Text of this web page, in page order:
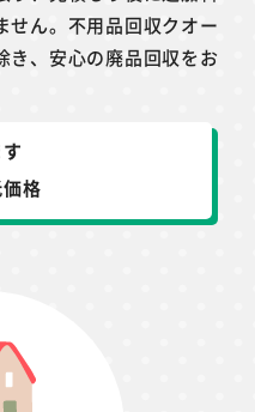
せん。不用品回収クオー
き、安心の廃品回収をお
格